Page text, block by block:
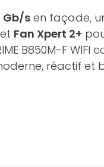
Gb/s en façade,
et Fan Xpert 2+
B850M-F WIFI
réactif et